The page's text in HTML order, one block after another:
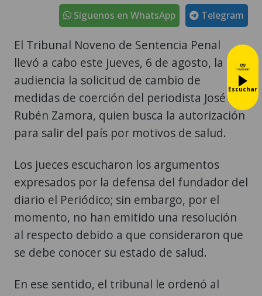
Telegram
Síguenos en WhatsApp
El Tribunal Noveno de Sentencia Penal
llevó a cabo este jueves, 6 de agosto, la
audiencia la solicitud de cambio de
medidas de coerción del periodista José
Rubén Zamora, quien busca la autorización
para salir del país por motivos de salud.
Los jueces escucharon los argumentos
expresados por la defensa del fundador del
diario el Periódico; sin embargo, por el
momento, no han emitido una resolución
al respecto debido a que consideraron que
se debe conocer su estado de salud.
En ese sentido, el tribunal le ordenó al
Escuchar